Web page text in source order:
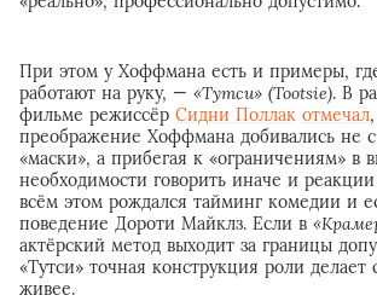
При этом у Хоффмана есть и примеры,
работают на руку, — «Тутси» (Tootsie). В
фильме режиссёр Сидни Поллак отмечал
преображение Хоффмана добивались не
«маски», а прибегая к «ограничениям» в
необходимости говорить иначе и
всём этом рождался тайминг комедии и
поведение Дороти Майклз. Если в
актёрский метод выходит за границы
«Тутси» точная конструкция роли делает
живее.